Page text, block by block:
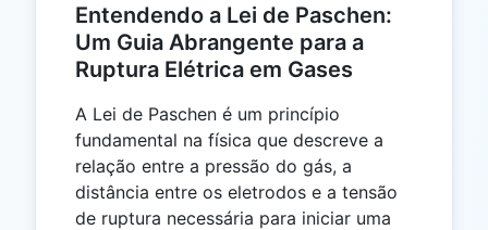
Entendendo a Lei de Paschen:
Um Guia Abrangente para a
Ruptura Elétrica em Gases
A Lei de Paschen é um princípio
fundamental na física que descreve a
relação entre a pressão do gás, a
distância entre os eletrodos e a tensão
de ruptura necessária para iniciar uma